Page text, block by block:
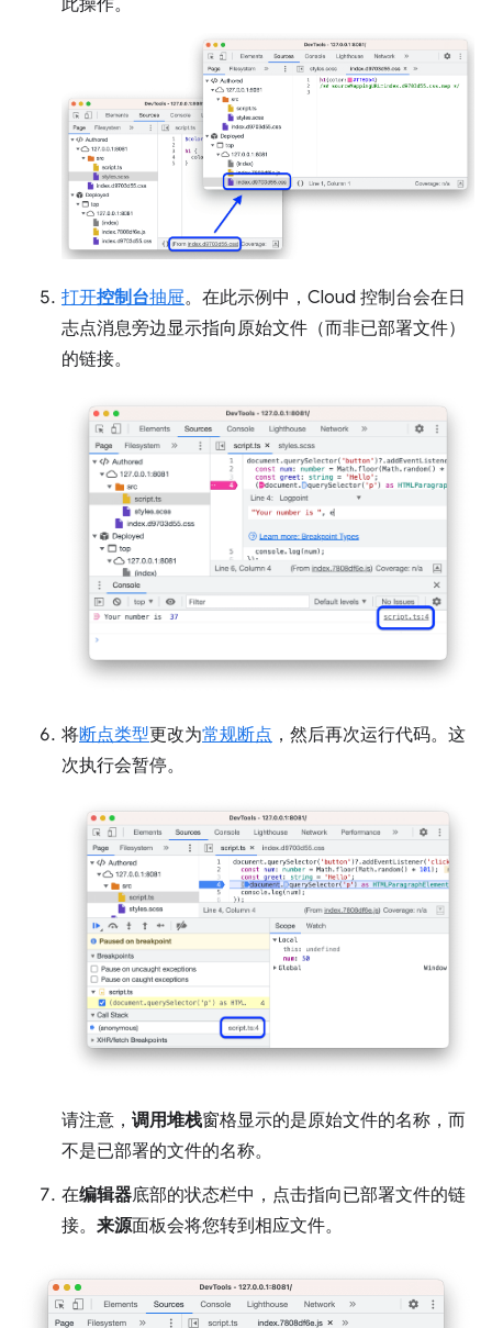
此操作。
打开控制台抽屉。在此示例中，Cloud 控制台会在日
志点消息旁边显示指向原始文件（而非已部署文件）
的链接。
将断点类型更改为常规断点 ，然后再次运行代码。这
次执行会暂停。
请注意， 调用堆栈窗格显示的是原始文件的名称，而
不是已部署的文件的名称。
在编辑器底部的状态栏中，点击指向已部署文件的链
接。 来源面板会将您转到相应文件。